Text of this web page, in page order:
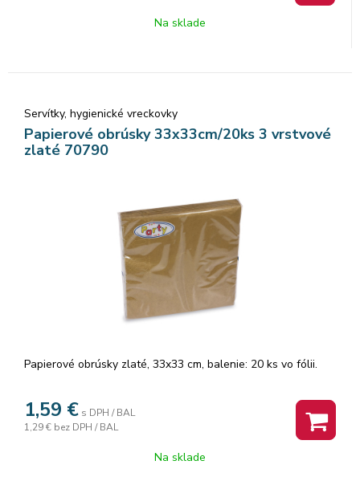
Na sklade
Servítky, hygienické vreckovky
Papierové obrúsky 33x33cm/20ks 3 vrstvové
zlaté 70790
Papierové obrúsky zlaté, 33x33 cm, balenie: 20 ks vo fólii.
1,59 € s DPH / BAL
1,29 € bez DPH / BAL
Na sklade